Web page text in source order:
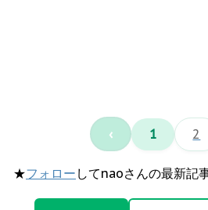
‹ 1 2
★フォロー してnaoさんの最新記